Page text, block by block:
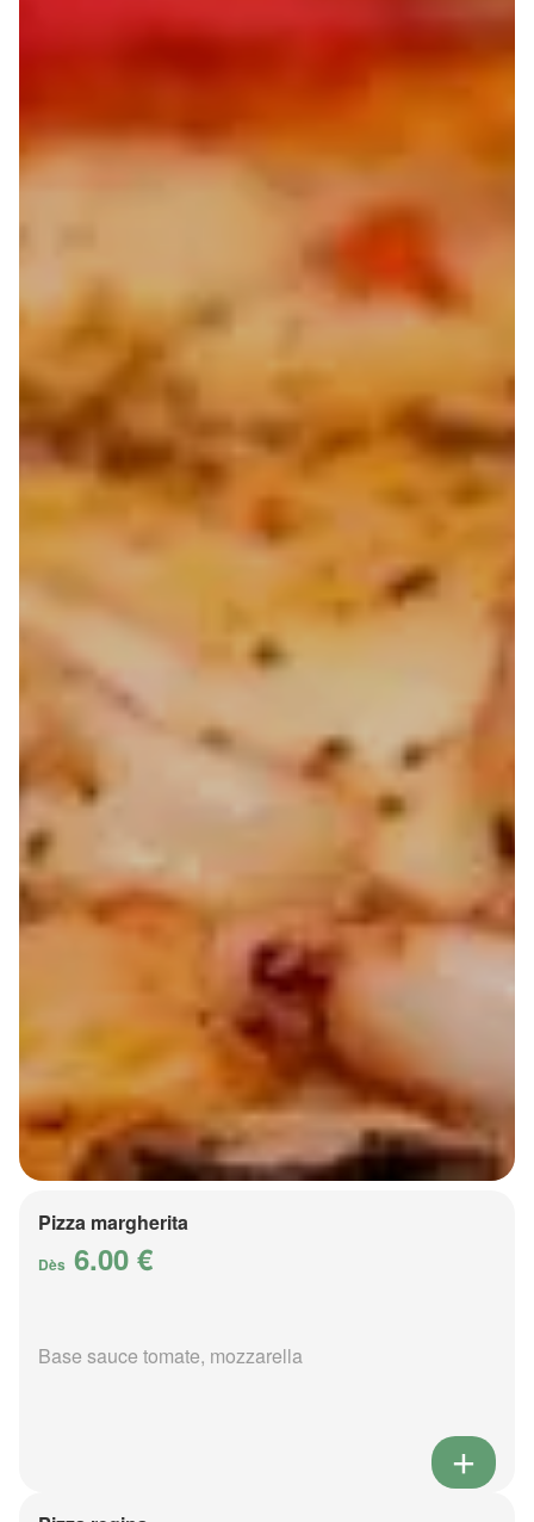
Pizza margherita
Dès 6.00 €
Base sauce tomate, mozzarella